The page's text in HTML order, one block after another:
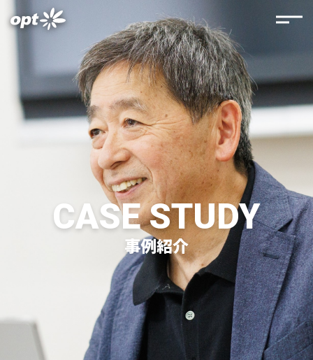
CASE STUDY
事例紹介